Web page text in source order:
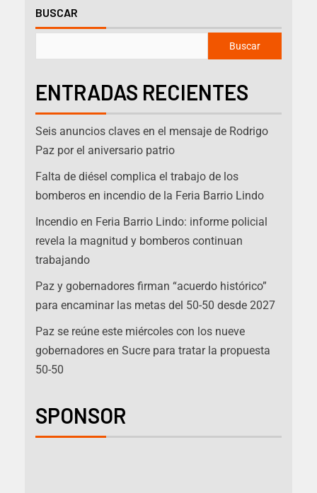
BUSCAR
Buscar
ENTRADAS RECIENTES
Seis anuncios claves en el mensaje de Rodrigo
Paz por el aniversario patrio
Falta de diésel complica el trabajo de los
bomberos en incendio de la Feria Barrio Lindo
Incendio en Feria Barrio Lindo: informe policial
revela la magnitud y bomberos continuan
trabajando
Paz y gobernadores firman “acuerdo histórico”
para encaminar las metas del 50-50 desde 2027
Paz se reúne este miércoles con los nueve
gobernadores en Sucre para tratar la propuesta
50-50
SPONSOR